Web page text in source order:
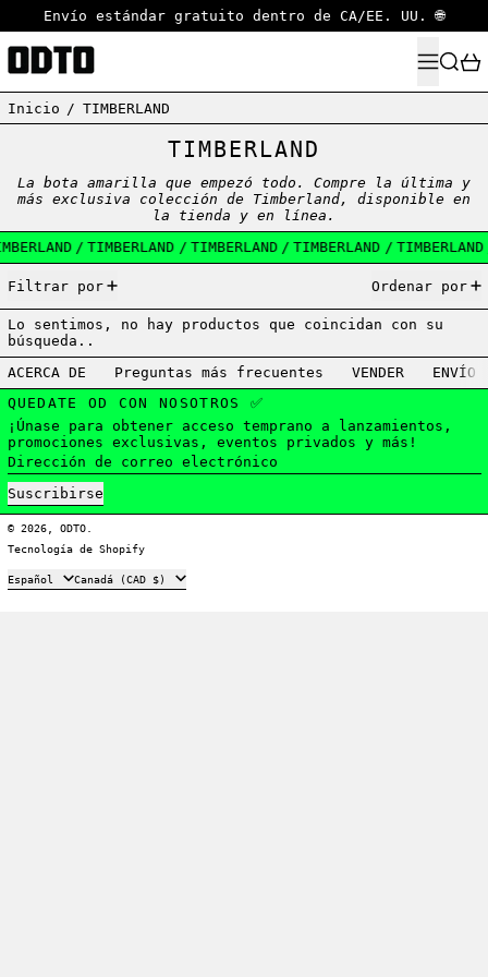
Envío estándar gratuito dentro de CA/EE. UU. 🌐
MENÚ
Inicio / TIMBERLAND
TIMBERLAND
La bota amarilla que empezó todo.
Compre la última y
más exclusiva colección de Timberland, disponible en
la tienda y en línea.
/ TIMBERLAND / TIMBERLAND / TIMBERLAND / TIMBERLAND
Filtrar por
Ordenar por
Lo sentimos, no hay productos que coincidan con su
búsqueda..
ACERCA DE
Preguntas más frecuentes VENDER
ENVÍO
QUEDATE OD CON NOSOTROS ✅
¡Únase para obtener acceso temprano a lanzamientos,
promociones exclusivas, eventos privados y más!
Dirección de correo electrónico
Suscribirse
© 2026, ODTO.
Tecnología de Shopify
Idioma
Español País/región
Canadá (CAD $)